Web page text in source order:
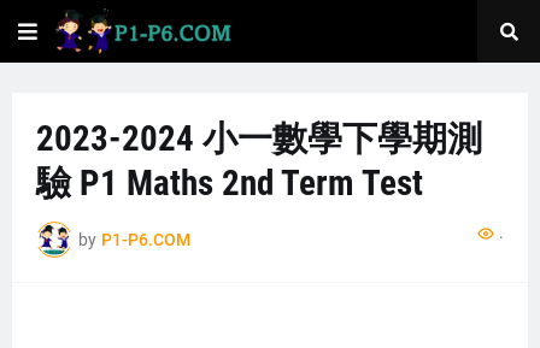
2023-2024 小一數學下學期測
驗 P1 Maths 2nd Term Test
by P1-P6.COM ...